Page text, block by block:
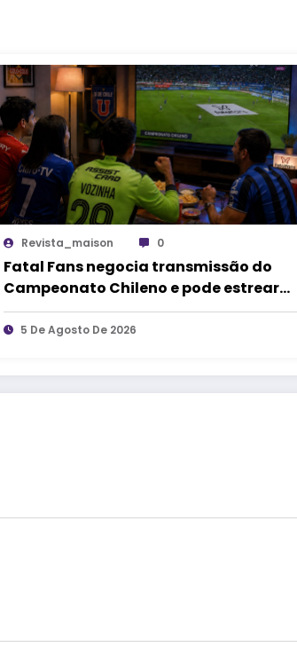
Revista_maison 0
Fatal Fans negocia transmissão do
Campeonato Chileno e pode estrear
no mercado de competições
esportivas
5 De Agosto De 2026